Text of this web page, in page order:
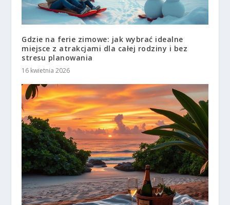
Gdzie na ferie zimowe: jak wybrać idealne
miejsce z atrakcjami dla całej rodziny i bez
stresu planowania
16 kwietnia 2026